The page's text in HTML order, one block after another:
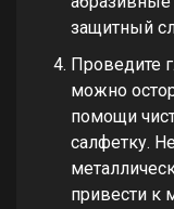
защитный
Проведите
можно
помощи
салфетку.
привести к